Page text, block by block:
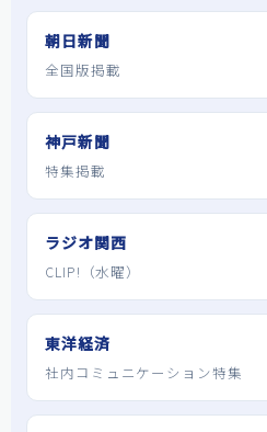
朝日新聞
全国版掲載
神戸新聞
特集掲載
ラジオ関西
CLIP!（水曜）
東洋経済
社内コミュニケーション特集